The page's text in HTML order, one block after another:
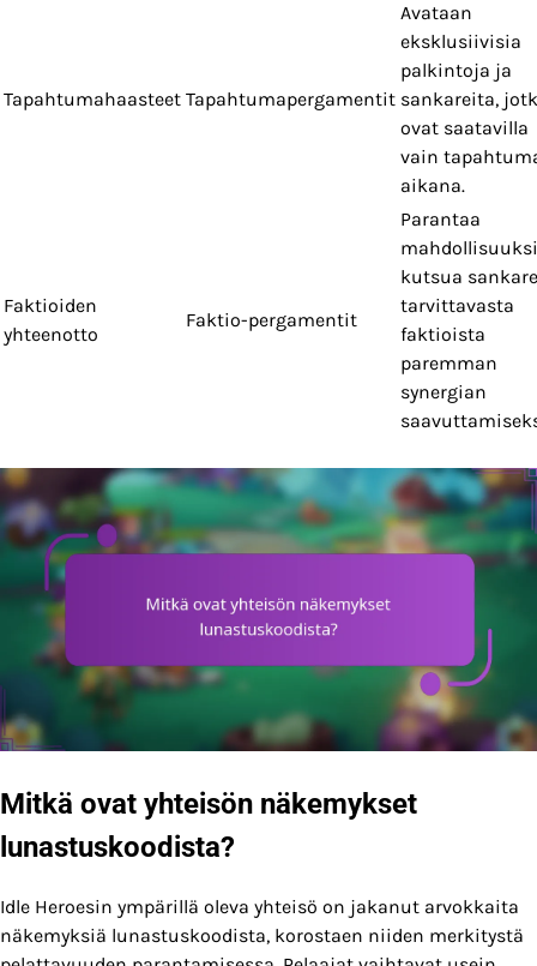
Tapahtumahaasteet Tapahtumapergamentit
Avataan
eksklusiivisia
palkintoja ja
sankareita,
ovat saatavilla
vain
aikana.
Faktioiden
yhteenotto
Faktio-pergamentit
Parantaa
kutsua
tarvittavasta
faktioista
paremman
synergian
Mitkä ovat yhteisön näkemykset
lunastuskoodista?
Idle Heroesin ympärillä oleva yhteisö on jakanut arvokkaita
näkemyksiä lunastuskoodista, korostaen niiden merkitystä